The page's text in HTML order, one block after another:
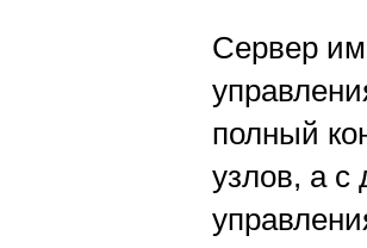
Сервер
полный
узлов, а с